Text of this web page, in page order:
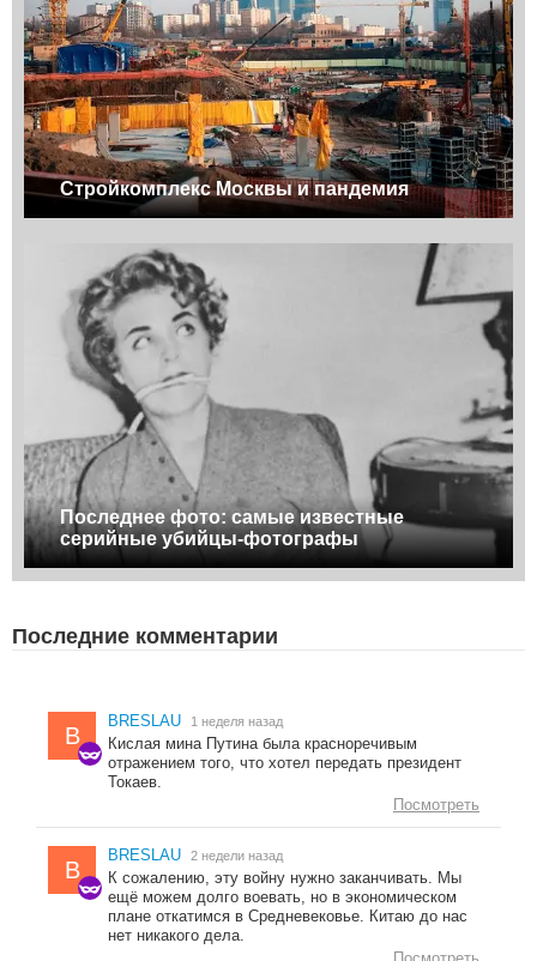
Стройкомплекс Москвы и пандемия
Последнее фото: самые известные
серийные убийцы-фотографы
Последние комментарии
B
BRESLAU 1 неделя назад
Кислая мина Путина была красноречивым
отражением того, что хотел передать президент
Токаев.
Посмотреть
B
BRESLAU 2 недели назад
К сожалению, эту войну нужно заканчивать. Мы
ещё можем долго воевать, но в экономическом
плане откатимся в Средневековье. Китаю до нас
нет никакого дела.